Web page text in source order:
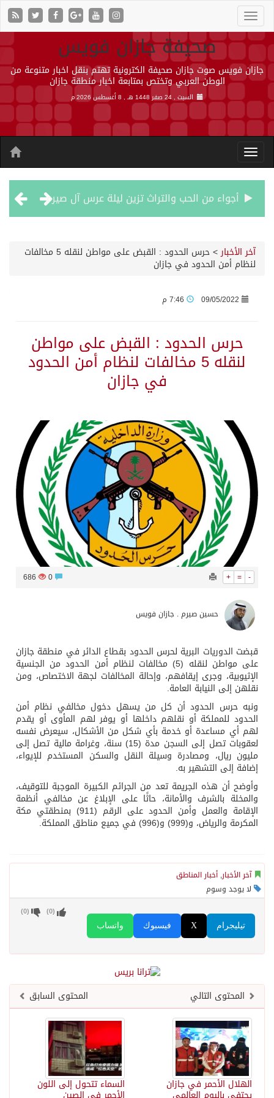
صحيفة جازان فويس
جازان فويس صوت جازان صحيفة الكترونية تهتم بنقل اخبار متنوعة من
الوطن العربي وتختص بمتابعة اخبار منطقة جازان
السبت , 24 صفر 1448 هـ , 8 أغسطس 2026 م
أجواء من الحب والتراث تزين ليلة عرس آل صيرم
حالة الطقس المتوقعة اليوم في المملكة
جماعة الحوثي تعلن الحرب و اذرع طهران تخطط باعمال ارهابية واسعة تطال دول الشرق الاوسط
قمة سعودية – تركية – باكستانية في جدة
آخر الأخبار> حرس الحدود : القبض على مواطن لنقله 5 مخالفات
لنظام أمن الحدود في جازان
09/05/2022
حرس الحدود : القبض على مواطن
لنقله 5 مخالفات لنظام أمن الحدود
في جازان
+ = -
686
حسين صيرم . جازان فويس
قبضت الدوريات البرية لحرس الحدود بقطاع الدائر في منطقة جازان
على مواطن لنقله (5) مخالفات لنظام أمن الحدود من الجنسية
الإثيوبية، وجرى إيقافهم، وإحالة المخالفات لجهة الاختصاص، ومن
نقلهن إلى النيابة العامة.
ونبه حرس الحدود أن كل من يسهل دخول مخالفي نظام أمن
الحدود للمملكة أو نقلهم داخلها أو يوفر لهم المأوى أو يقدم
لهم أي مساعدة أو خدمة بأي شكل من الأشكال، سيعرض نفسه
لعقوبات تصل إلى السجن مدة (15) سنة، وغرامة مالية تصل إلى
مليون ريال، ومصادرة وسيلة النقل والسكن المستخدم للإيواء،
إضافة إلى التشهير به.
وأوضح أن هذه الجريمة تعد من الجرائم الكبيرة الموجبة للتوقيف،
والمخلة بالشرف والأمانة، حاثًا على الإبلاغ عن مخالفي أنظمة
الإقامة والعمل وأمن الحدود على الرقم (911) بمنطقتي مكة
المكرمة والرياض، و(999) و(996) في جميع مناطق المملكة.
آخر الأخبار, أخبار المناطق
لا يوجد وسوم
واتساب فيسبوك X تيليجرام
(
0
) (
0
)
المحتوى السابق المحتوى التالي
السماء تتحول إلى اللون الهلال الأحمر في جازان